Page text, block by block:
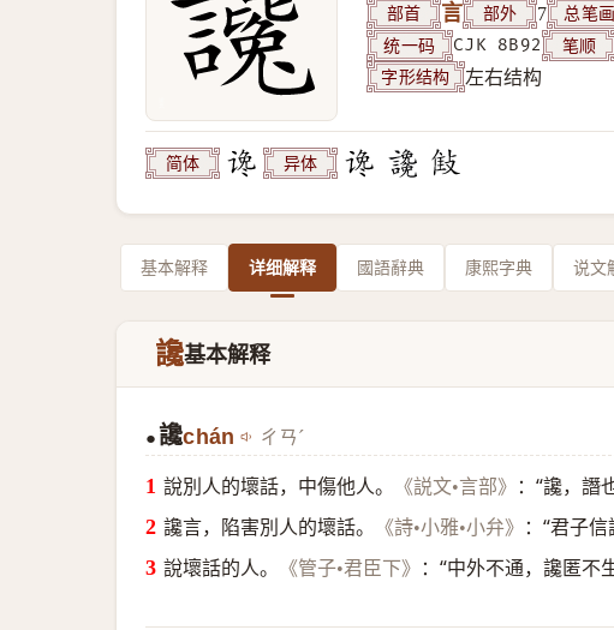
部首 言 部外 7 总笔画
统一码 CJK 8B92 笔顺
字形结构 左右结构
简体 异体
基本解释 详细解释 國語辭典 康熙字典 说文
讒基本解释
● 讒chán ㄔㄢˊ
說別人的壞話，中傷他人。 《説文•言部》
：“讒，譖
讒言，陷害別人的壞話。
《詩•小雅•小弁》
：“君子
說壞話的人。
《管子•君臣下》 ：“中外不通，讒匿不